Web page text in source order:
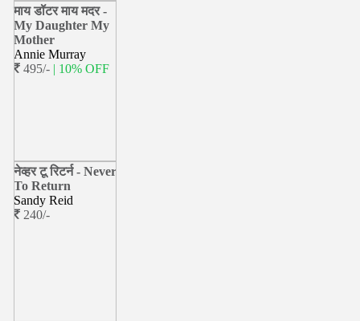
माय डॉटर माय मदर -
My Daughter My
Mother
Annie Murray
495/- | 10% OFF
नेव्हर टू रिटर्न - Never
To Return
Sandy Reid
240/-